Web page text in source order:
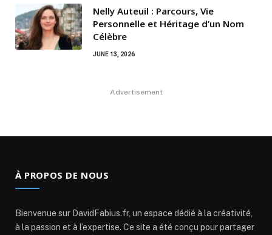
Nelly Auteuil : Parcours, Vie
Personnelle et Héritage d’un Nom
Célèbre
JUNE 13, 2026
Advertisement
À PROPOS DE NOUS
Bienvenue sur DavidFabius.fr, un espace dédié à la créativité,
à la passion et à l’expertise. Ce site a été conçu pour partager